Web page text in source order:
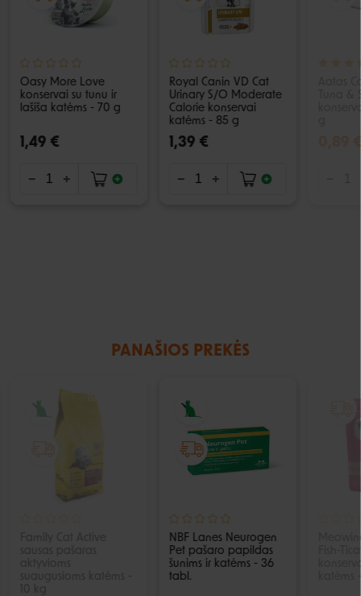
Oasy More Love
konservai su tunu ir
lašiša katėms - 70 g
1,49 €
Royal Canin VD Cat
Urinary S/O Moderate
Calorie konservai
katėms - 85 g
1,39 €
Aatas
Tuna &
0,89
PANAŠIOS PREKĖS
IŠPARDUOTA
NBF Lanes Neurogen
Pet pašaro papildas
šunims ir katėms - 36
tabl.
katėms